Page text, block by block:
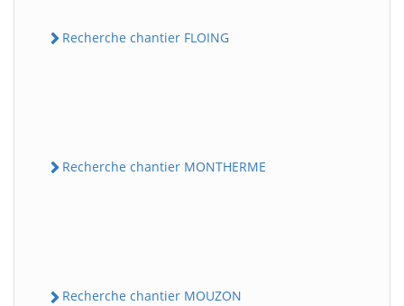
Recherche chantier FLOING
Recherche chantier MONTHERME
Recherche chantier MOUZON